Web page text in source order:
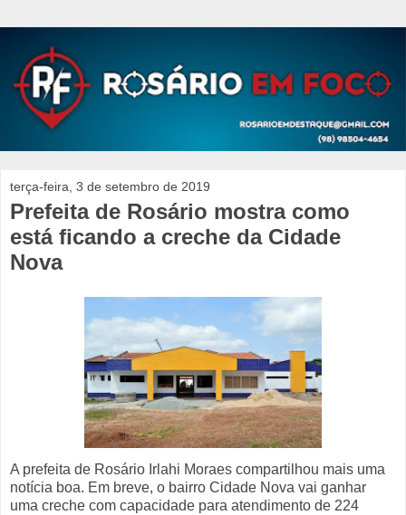
terça-feira, 3 de setembro de 2019
Prefeita de Rosário mostra como
está ficando a creche da Cidade
Nova
A prefeita de Rosário Irlahi Moraes compartilhou mais uma
notícia boa. Em breve, o bairro Cidade Nova vai ganhar
uma creche com capacidade para atendimento de 224